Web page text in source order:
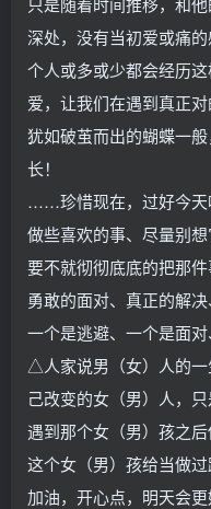
深处，没有当初爱或痛
个人或多或少都会经历
爱，让我们在遇到真正
犹如破茧而出的蝴蝶一
长！
……珍惜现在，过好今天
做些喜欢的事、尽量别想
要不就彻彻底底的把那件
勇敢的面对、真正的解决
一个是逃避、一个是面对
△人家说男（女）人的
己改变的女（男）人，
遇到那个女（男）孩之
这个女（男）孩给当做
加油，开心点，明天会更